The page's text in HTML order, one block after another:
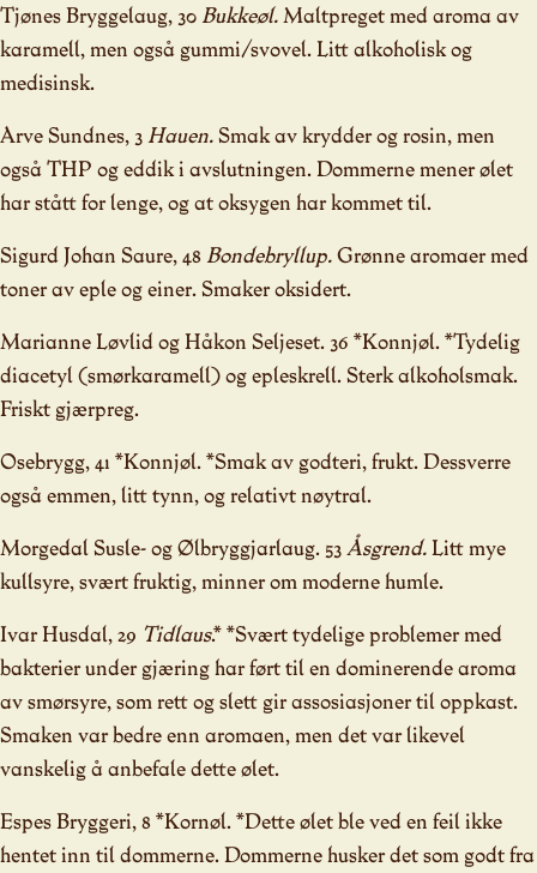
Tjønes Bryggelaug, 30 Bukkeøl. Maltpreget med aroma av
karamell, men også gummi/svovel. Litt alkoholisk og
medisinsk.
Arve Sundnes, 3 Hauen.Smak av krydder og rosin, men
også THP og eddik i avslutningen. Dommerne mener ølet
har stått for lenge, og at oksygen har kommet til.
Sigurd Johan Saure, 48 Bondebryllup.Grønne aromaer med
toner av eple og einer. Smaker oksidert.
Marianne Løvlid og Håkon Seljeset. 36 *Konnjøl. *Tydelig
diacetyl (smørkaramell) og epleskrell. Sterk alkoholsmak.
Friskt gjærpreg.
Osebrygg, 41 *Konnjøl. *Smak av godteri, frukt. Dessverre
også emmen, litt tynn, og relativt nøytral.
Morgedal Susle- og Ølbryggjarlaug. 53 Åsgrend.Litt mye
kullsyre, svært fruktig, minner om moderne humle.
Ivar Husdal, 29 Tidlaus.* *Svært tydelige problemer med
bakterier under gjæring har ført til en dominerende aroma
av smørsyre, som rett og slett gir assosiasjoner til oppkast.
Smaken var bedre enn aromaen, men det var likevel
vanskelig å anbefale dette ølet.
Espes Bryggeri, 8 *Kornøl. *Dette ølet ble ved en feil ikke
hentet inn til dommerne. Dommerne husker det som godt fra